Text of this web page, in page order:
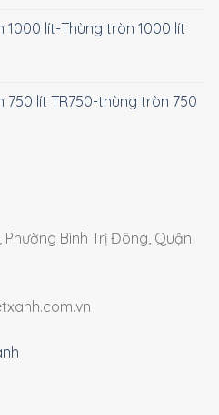
1000 lít-Thùng tròn 1000 lít
750 lít TR750-thùng tròn 750
Bình Trị Đông, Quận